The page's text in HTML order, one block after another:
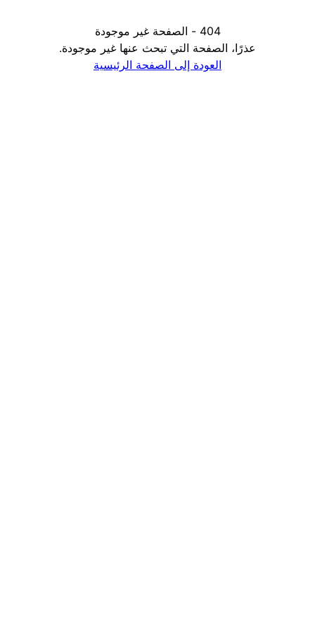
404 - الصفحة غير موجودة
عذرًا، الصفحة التي تبحث عنها غير موجودة.
العودة إلى الصفحة الرئيسية